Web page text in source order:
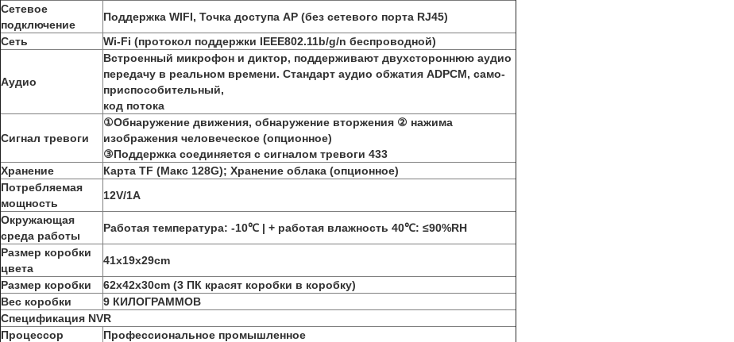
Сетевое
подключение
Поддержка WIFI, Точка доступа AP (без сетевого порта RJ45)
Сеть
Wi-Fi (протокол поддержки IEEE802.11b/g/n беспроводной)
Аудио
Встроенный микрофон и диктор, поддерживают двухстороннюю аудио
передачу в реальном времени. Стандарт аудио обжатия ADPCM, само-
приспособительный,
код потока
Сигнал тревоги
①Обнаружение движения, обнаружение вторжения ② нажима
изображения человеческое (опционное)
③Поддержка соединяется с сигналом тревоги 433
Хранение
Карта TF (Макс 128G); Хранение облака (опционное)
Потребляемая
мощность
12V/1A
Окружающая
среда работы
Работая температура: -10℃ | + работая влажность 40℃: ≤90%RH
Размер коробки
цвета
41x19x29cm
Размер коробки
62x42x30cm (3 ПК красят коробки в коробку)
Вес коробки
9 КИЛОГРАММОВ
Спецификация NVR
Процессор
Профессиональное промышленное